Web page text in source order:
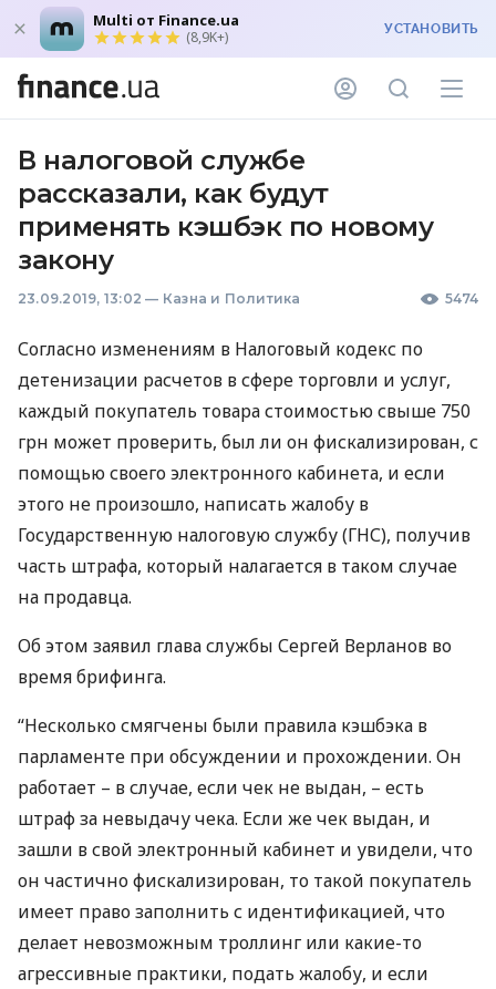
Multi от Finance.ua
(8,9K+) УСТАНОВИТЬ
В налоговой службе
рассказали, как будут
применять кэшбэк по новому
закону
23.09.2019, 13:02 — Казна и Политика 5474
Согласно изменениям в Налоговый кодекс по
детенизации расчетов в сфере торговли и услуг,
каждый покупатель товара стоимостью свыше 750
грн может проверить, был ли он фискализирован, с
помощью своего электронного кабинета, и если
этого не произошло, написать жалобу в
Государственную налоговую службу (ГНС), получив
часть штрафа, который налагается в таком случае
на продавца.
Об этом заявил глава службы Сергей Верланов во
время брифинга.
“Несколько смягчены были правила кэшбэка в
парламенте при обсуждении и прохождении. Он
работает – в случае, если чек не выдан, – есть
штраф за невыдачу чека. Если же чек выдан, и
зашли в свой электронный кабинет и увидели, что
он частично фискализирован, то такой покупатель
имеет право заполнить с идентификацией, что
делает невозможным троллинг или какие-то
агрессивные практики, подать жалобу, и если